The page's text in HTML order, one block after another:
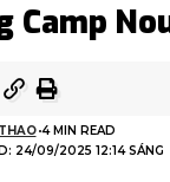
Camp
24/09/2025 12:14 SÁNG
4 MIN READ